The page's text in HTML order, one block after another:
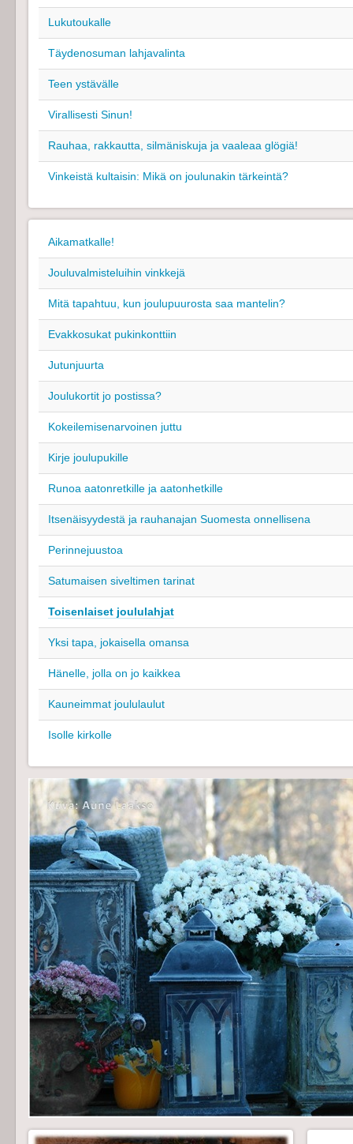
Lukutoukalle
Täydenosuman lahjavalinta
Teen ystävälle
Virallisesti Sinun!
Rauhaa, rakkautta, silmäniskuja ja vaaleaa glögiä!
Vinkeistä kultaisin: Mikä on joulunakin tärkeintä?
Aikamatkalle!
Jouluvalmisteluihin vinkkejä
Mitä tapahtuu, kun joulupuurosta saa mantelin?
Evakkosukat pukinkonttiin
Jutunjuurta
Joulukortit jo postissa?
Kokeilemisenarvoinen juttu
Kirje joulupukille
Runoa aatonretkille ja aatonhetkille
Itsenäisyydestä ja rauhanajan Suomesta onnellisena
Perinnejuustoa
Satumaisen siveltimen tarinat
Toisenlaiset joululahjat
Yksi tapa, jokaisella omansa
Hänelle, jolla on jo kaikkea
Kauneimmat joululaulut
Isolle kirkolle